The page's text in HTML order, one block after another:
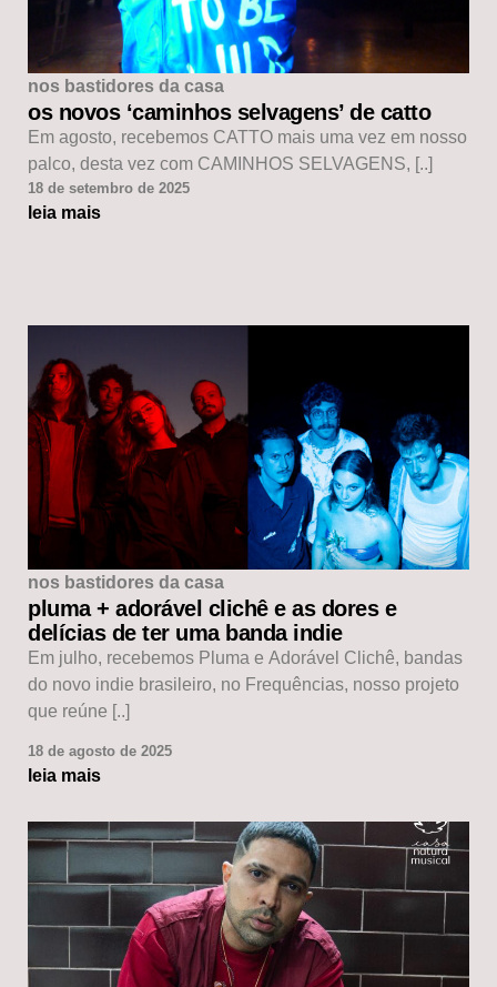
nos bastidores da casa
os novos ‘caminhos selvagens’ de catto
Em agosto, recebemos CATTO mais uma vez em nosso
palco, desta vez com CAMINHOS SELVAGENS, [..]
18 de setembro de 2025
leia mais
nos bastidores da casa
pluma + adorável clichê e as dores e
delícias de ter uma banda indie
Em julho, recebemos Pluma e Adorável Clichê, bandas
do novo indie brasileiro, no Frequências, nosso projeto
que reúne [..]
18 de agosto de 2025
leia mais